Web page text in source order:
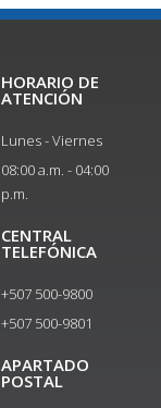
HORARIO DE
ATENCIÓN
Lunes - Viernes
08:00 a.m. - 04:00
p.m.
CENTRAL
TELEFÓNICA
+507 500-9800
+507 500-9801​
APARTADO
POSTAL